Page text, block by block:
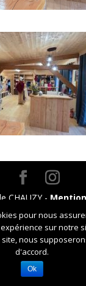
CHAUZY -
RGPD
pour nous
sur notre
nous
d'accord.
Ok